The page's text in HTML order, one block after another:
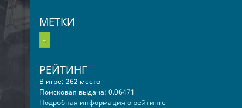
МЕТКИ
+
РЕЙТИНГ
В игре: 262 место
Поисковая выдача: 0.06471
Подробная информация о рейтинге